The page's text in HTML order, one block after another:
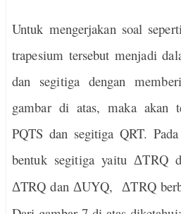
Untuk mengerjakan soal
trapesium tersebut menjadi
dan segitiga dengan
gambar di atas, maka akan
PQTS dan segitiga QRT.
bentuk segitiga yaituΔTRQ
ΔTRQ dan ΔUYQ,ΔTRQ